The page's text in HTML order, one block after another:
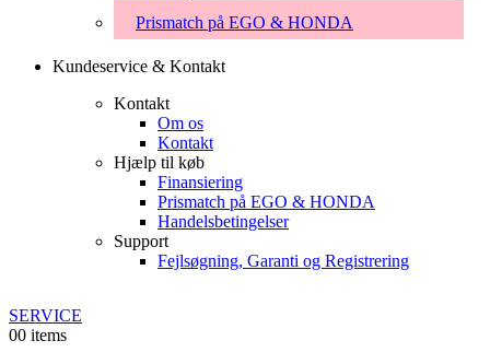
Prismatch på EGO & HONDA
Kundeservice & Kontakt
Kontakt
Om os
Kontakt
Hjælp til køb
Finansiering
Prismatch på EGO & HONDA
Handelsbetingelser
Support
Fejlsøgning, Garanti og Registrering
SERVICE
00 items